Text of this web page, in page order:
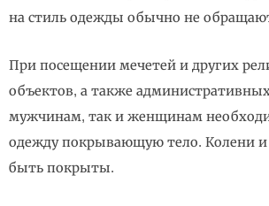
на стиль одежды обычно не
При посещении мечетей и других
объектов, а также
мужчинам, так и женщинам
одежду покрывающую тело. Колени
быть покрыты.